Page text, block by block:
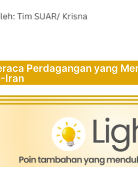
Perdagangan yang
Iran